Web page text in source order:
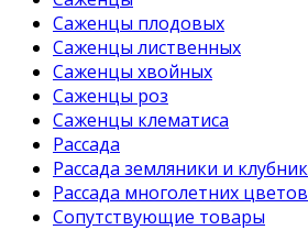
Саженцы плодовых
Саженцы лиственных
Саженцы хвойных
Саженцы роз
Саженцы клематиса
Рассада
Рассада земляники и
Рассада многолетних
Сопутствующие товары